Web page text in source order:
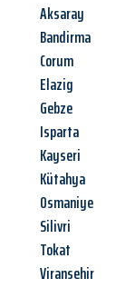
Aksaray
Bandirma
Corum
Elazig
Gebze
Isparta
Kayseri
Kütahya
Osmaniye
Silivri
Tokat
Viransehir